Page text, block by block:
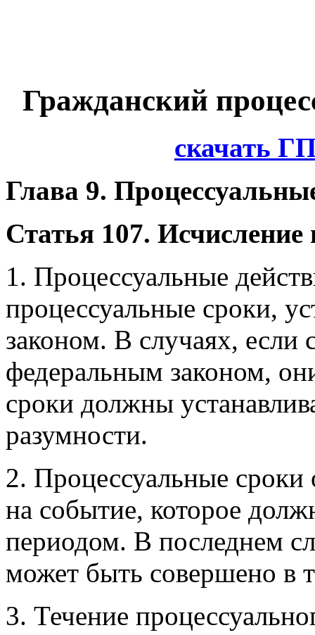
Гражданский
скачать
Глава 9.
Статья 107.
1. Процессуальные
процессуальные сроки,
законом. В случаях, если
федеральным законом,
сроки должны
разумности.
2. Процессуальные сроки
на событие, которое
периодом. В последнем
может быть совершено в
3. Течение